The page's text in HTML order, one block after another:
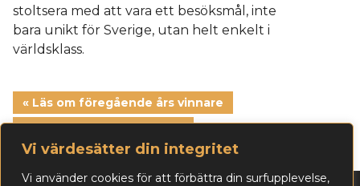
Vi värdesätter din integritet
Vi använder cookies för att förbättra din surfupplevelse,
stoltsera med att vara ett besöksmål, inte
bara unikt för Sverige, utan helt enkelt i
världsklass.
« Läs om föregående års vinnare
Läs om nästa års vinnare »